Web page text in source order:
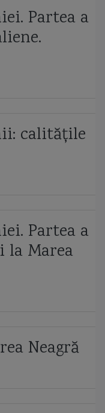
Partea a
calităţile
Partea a
la Marea
Neagră